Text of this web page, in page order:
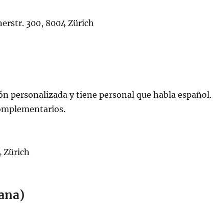
300, 8004 Zürich
personalizada y tiene personal que habla
Zürich